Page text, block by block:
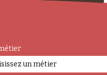
un métier